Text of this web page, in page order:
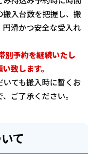
入台数を把握し、搬
滑かつ安全な受入れ
別予約を継続いたし
致します。
ても搬入時に暫くお
ご了承ください。
て